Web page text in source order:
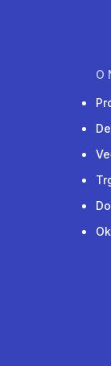
O